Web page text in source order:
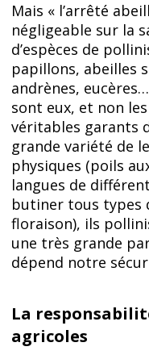
Mais « l’arrêté
négligeable sur la
d’espèces de
papillons, abeilles
andrènes,
sont eux, et non
véritables garants
grande variété de
physiques (poils
langues de
butiner tous types
floraison), ils
une très grande
dépend notre
La
agricoles